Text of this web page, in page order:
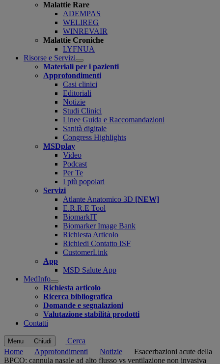
Malattie Rare
ADEMPAS
WELIREG
WINREVAIR
Malattie Croniche
LYFNUA
Risorse e Servizi
Open
submenu
Materiali per i pazienti
Approfondimenti
Casi clinici
Editoriali
Notizie
Studi Clinici
Linee Guida e Raccomandazioni
Sanità digitale
Congress Highlights
MSDplay
Video
Podcast
Per Te
I più popolari
Servizi
Atlante Anatomico 3D [NEW]
E.R.R.E Tool
BiomarkIT
Biomarker Image Bank
Richiesta Articolo
Richiedi Contatto ISF
CustomerLink
App
MSD Salute App
MedInfo
Open
submenu
Richiesta articolo
Ricerca bibliografica
Domande e segnalazioni
Valutazione stabilità prodotti
Contatti
Menu Chiudi
Cerca
Home
Approfondimenti Notizie
Esacerbazioni acute della
BPCO: cannula nasale ad alto flusso vs ventilazione non invasiva